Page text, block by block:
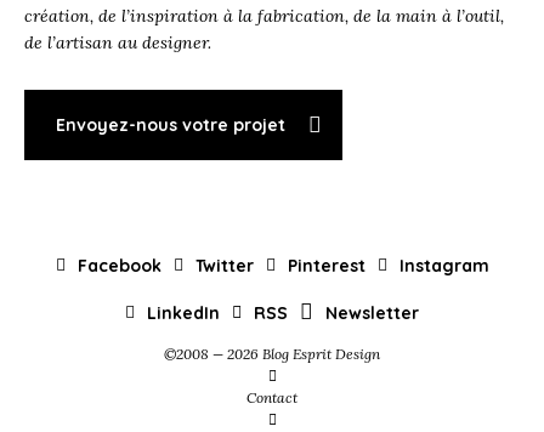
création, de l’inspiration à la fabrication, de la main à l’outil,
de l’artisan au designer.
Envoyez-nous votre projet
Facebook Twitter Pinterest Instagram
LinkedIn RSS Newsletter
©2008 — 2026 Blog Esprit Design
Contact